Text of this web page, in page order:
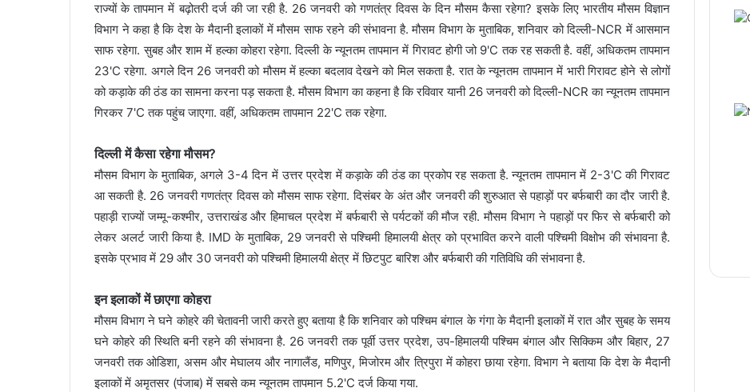
राज्यों के तापमान में बढ़ोतरी दर्ज की जा रही है. 26 जनवरी को गणतंत्र दिवस के दिन मौसम कैसा रहेगा? इसके लिए भारतीय मौसम विज्ञान
विभाग ने कहा है कि देश के मैदानी इलाकों में मौसम साफ रहने की संभावना है. मौसम विभाग के मुताबिक, शनिवार को दिल्ली-NCR में आसमान
साफ रहेगा. सुबह और शाम में हल्का कोहरा रहेगा. दिल्ली के न्यूनतम तापमान में गिरावट होगी जो 9'C तक रह सकती है. वहीं, अधिकतम तापमान
23'C रहेगा. अगले दिन 26 जनवरी को मौसम में हल्का बदलाव देखने को मिल सकता है. रात के न्यूनतम तापमान में भारी गिरावट होने से लोगों
को कड़ाके की ठंड का सामना करना पड़ सकता है. मौसम विभाग का कहना है कि रविवार यानी 26 जनवरी को दिल्ली-NCR का न्यूनतम तापमान
गिरकर 7'C तक पहुंच जाएगा. वहीं, अधिकतम तापमान 22'C तक रहेगा.
दिल्ली में कैसा रहेगा मौसम?
मौसम विभाग के मुताबिक, अगले 3-4 दिन में उत्तर प्रदेश में कड़ाके की ठंड का प्रकोप रह सकता है. न्यूनतम तापमान में 2-3'C की गिरावट
आ सकती है. 26 जनवरी गणतंत्र दिवस को मौसम साफ रहेगा. दिसंबर के अंत और जनवरी की शुरुआत से पहाड़ों पर बर्फबारी का दौर जारी है.
पहाड़ी राज्यों जम्मू-कश्मीर, उत्तराखंड और हिमाचल प्रदेश में बर्फबारी से पर्यटकों की मौज रही. मौसम विभाग ने पहाड़ों पर फिर से बर्फबारी को
लेकर अलर्ट जारी किया है. IMD के मुताबिक, 29 जनवरी से पश्चिमी हिमालयी क्षेत्र को प्रभावित करने वाली पश्चिमी विक्षोभ की संभावना है.
इसके प्रभाव में 29 और 30 जनवरी को पश्चिमी हिमालयी क्षेत्र में छिटपुट बारिश और बर्फबारी की गतिविधि की संभावना है.
इन इलाकों में छाएगा कोहरा
मौसम विभाग ने घने कोहरे की चेतावनी जारी करते हुए बताया है कि शनिवार को पश्चिम बंगाल के गंगा के मैदानी इलाकों में रात और सुबह के समय
घने कोहरे की स्थिति बनी रहने की संभावना है. 26 जनवरी तक पूर्वी उत्तर प्रदेश, उप-हिमालयी पश्चिम बंगाल और सिक्किम और बिहार, 27
जनवरी तक ओडिशा, असम और मेघालय और नागालैंड, मणिपुर, मिजोरम और त्रिपुरा में कोहरा छाया रहेगा. विभाग ने बताया कि देश के मैदानी
इलाकों में अमृतसर (पंजाब) में सबसे कम न्यूनतम तापमान 5.2'C दर्ज किया गया.